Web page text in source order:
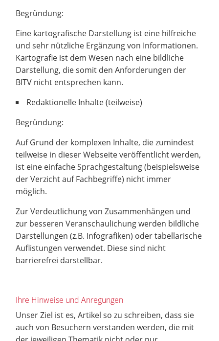
Begründung:
Eine kartografische Darstellung ist eine hilfreiche
und sehr nützliche Ergänzung von Informationen.
Kartografie ist dem Wesen nach eine bildliche
Darstellung, die somit den Anforderungen der
BITV nicht entsprechen kann.
Redaktionelle Inhalte (teilweise)
Begründung:
Auf Grund der komplexen Inhalte, die zumindest
teilweise in dieser Webseite veröffentlicht werden,
ist eine einfache Sprachgestaltung (beispielsweise
der Verzicht auf Fachbegriffe) nicht immer
möglich.
Zur Verdeutlichung von Zusammenhängen und
zur besseren Veranschaulichung werden bildliche
Darstellungen (z.B. Infografiken) oder tabellarische
Auflistungen verwendet. Diese sind nicht
barrierefrei darstellbar.
Ihre Hinweise und Anregungen
Unser Ziel ist es, Artikel so zu schreiben, dass sie
auch von Besuchern verstanden werden, die mit